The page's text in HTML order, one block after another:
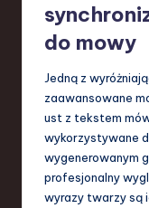
do mowy
Jedną z
zaawansowane
ust z tekstem
wykorzystywane
wygenerowanym
profesjonalny
wyrazy twarzy są